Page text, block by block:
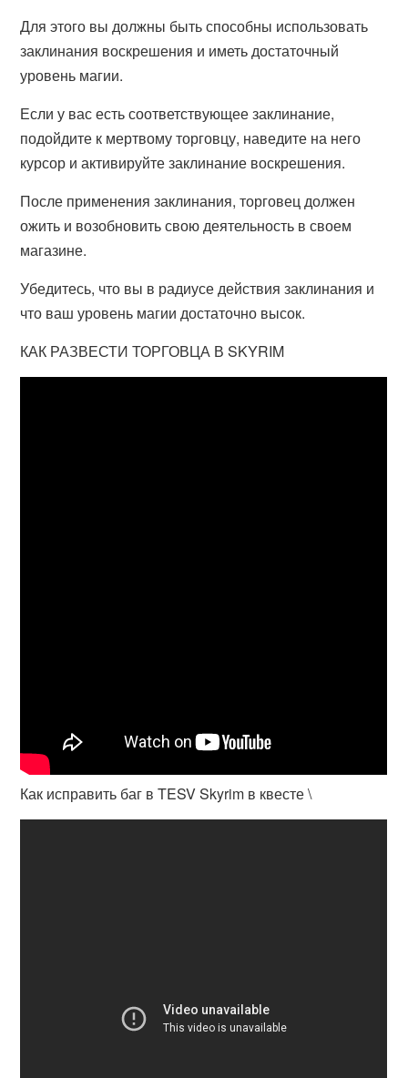
Для этого вы должны быть способны использовать
заклинания воскрешения и иметь достаточный
уровень магии.
Если у вас есть соответствующее заклинание,
подойдите к мертвому торговцу, наведите на него
курсор и активируйте заклинание воскрешения.
После применения заклинания, торговец должен
ожить и возобновить свою деятельность в своем
магазине.
Убедитесь, что вы в радиусе действия заклинания и
что ваш уровень магии достаточно высок.
КАК РАЗВЕСТИ ТОРГОВЦА В SKYRIM
Как исправить баг в TESV Skyrim в квесте \